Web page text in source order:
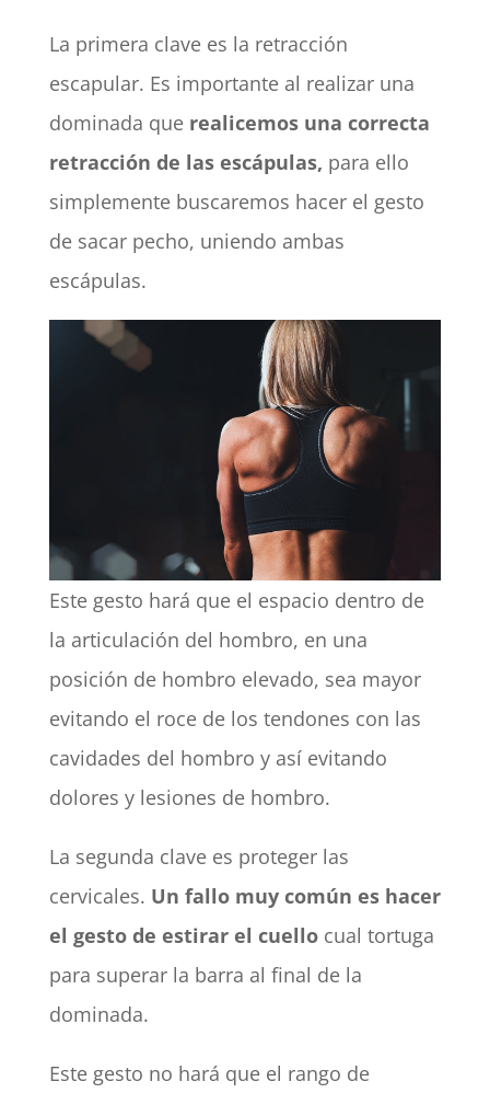
La primera clave es la retracción
escapular. Es importante al realizar una
dominada que realicemos una correcta
retracción de las escápulas, para ello
simplemente buscaremos hacer el gesto
de sacar pecho, uniendo ambas
escápulas.
Este gesto hará que el espacio dentro de
la articulación del hombro, en una
posición de hombro elevado, sea mayor
evitando el roce de los tendones con las
cavidades del hombro y así evitando
dolores y lesiones de hombro.
La segunda clave es proteger las
cervicales. Un fallo muy común es hacer
el gesto de estirar el cuellocual tortuga
para superar la barra al final de la
dominada.
Este gesto no hará que el rango de